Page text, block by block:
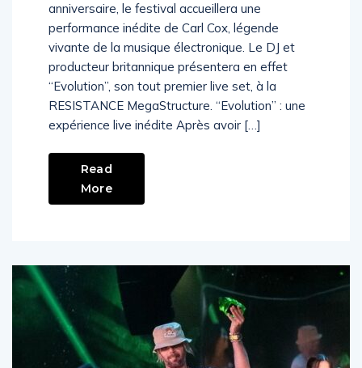
anniversaire, le festival accueillera une
performance inédite de Carl Cox, légende
vivante de la musique électronique. Le DJ et
producteur britannique présentera en effet
“Evolution”, son tout premier live set, à la
RESISTANCE MegaStructure. “Evolution” : une
expérience live inédite Après avoir […]
Read
More